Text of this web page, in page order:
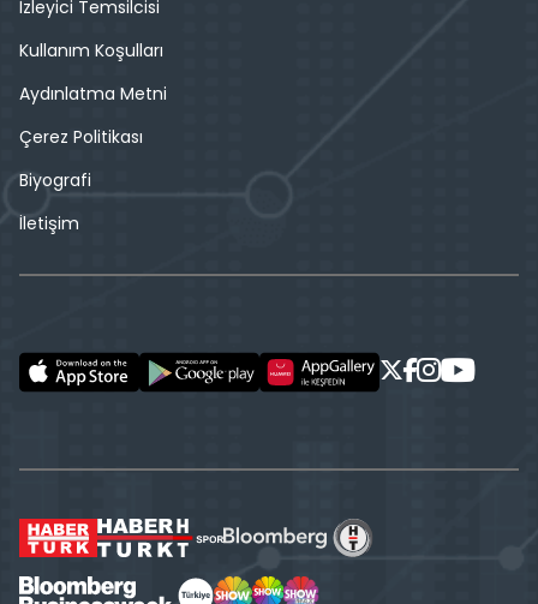
İzleyici Temsilcisi
Kullanım Koşulları
Aydınlatma Metni
Çerez Politikası
Biyografi
İletişim